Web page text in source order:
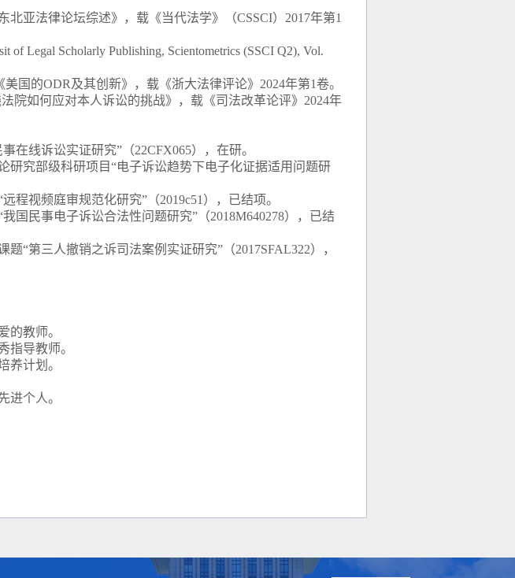
北亚法律论坛综述》，载《当代法学》（CSSCI） 2017年第1
of Legal Scholarly Publishing, Scientometrics (SSCI Q2), Vol.
美国的ODR 及其创新》，载《浙大法律评论》 2024年第1卷。
院如何应对本人诉讼的挑战》，载《司法改革论评》 2024年
事在线诉讼实证研究”（22CFX065），在研。
研究部级科研项目 “电子诉讼趋势下电子化证据适用问题研
远程视频庭审规范化研究”（2019c51 ），已结项。
我国民事电子诉讼合法性问题研究”（2018M640278），已结
题“第三人撤销之诉司法案例实证研究”（2017SFAL322），
的教师。
指导教师。
养计划。
进个人。